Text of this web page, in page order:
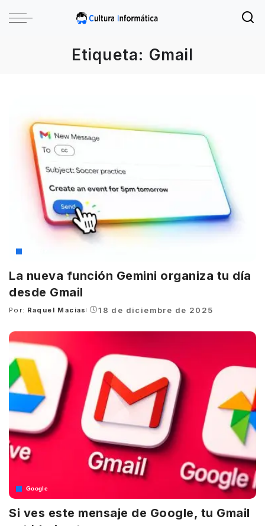
Etiqueta: Gmail
La nueva función Gemini organiza tu día
desde Gmail
Posted
Por: Raquel Macias 18 de diciembre de 2025
Google
Si ves este mensaje de Google, tu Gmail